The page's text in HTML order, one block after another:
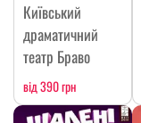
Київський
драматичний
театр Браво
від 390 грн